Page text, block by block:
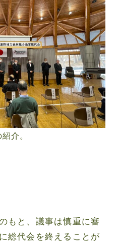
介。
もと、議事は慎重に審
総代会を終えることが